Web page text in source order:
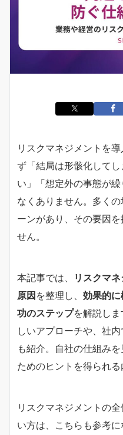
リスクマネジメントを
ず「結局は形骸化して
い」「想定外の事態が
なくありません。多く
ーンがあり、その要因
せん。
本記事では、
リスクマ
原因を整理し、 効果的
功のステップを解説し
しいアプローチや、社
も紹介。自社の仕組み
ためのヒントを得られる
リスクマネジメントの
い方は、こちらも参考に